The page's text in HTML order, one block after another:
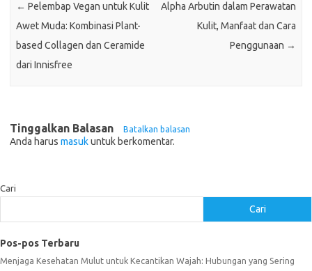
← Pelembap Vegan untuk Kulit
Awet Muda: Kombinasi Plant-
based Collagen dan Ceramide
dari Innisfree
Alpha Arbutin dalam Perawatan
Kulit, Manfaat dan Cara
Penggunaan →
Tinggalkan Balasan Batalkan balasan
Anda harus masukuntuk berkomentar.
Cari
Cari
Pos-pos Terbaru
Menjaga Kesehatan Mulut untuk Kecantikan Wajah: Hubungan yang Sering